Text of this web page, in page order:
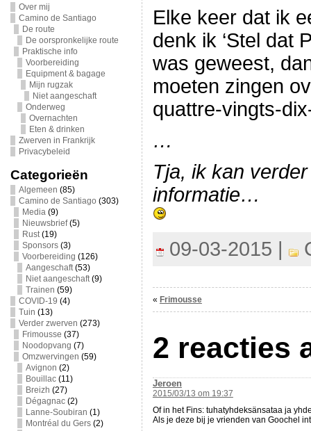
Over mij
Camino de Santiago
De route
De oorspronkelijke route
Praktische info
Voorbereiding
Equipment & bagage
Mijn rugzak
Niet aangeschaft
Onderweg
Overnachten
Eten & drinken
Zwerven in Frankrijk
Privacybeleid
Categorieën
Algemeen (85)
Camino de Santiago (303)
Media(9)
Nieuwsbrief(5)
Rust(19)
Sponsors(3)
Voorbereiding (126)
Aangeschaft(53)
Niet aangeschaft(9)
Trainen (59)
COVID-19 (4)
Tuin (13)
Verder zwerven (273)
Frimousse (37)
Noodopvang (7)
Omzwervingen (59)
Avignon (2)
Bouillac(11)
Breizh (27)
Dégagnac(2)
Lanne-Soubiran (1)
Montréal du Gers(2)
Elke keer dat ik
denk ik ‘Stel dat
was geweest,
moeten zingen
quattre-vingts-
…
Tja, ik kan
informatie…
09-03-2015 |
« Frimousse
2 reacties
Jeroen
2015/03/13 om 19:37
Of in het Fins: tuhatyhdeksänsataa ja
Als je deze bij je vrienden van Goochel